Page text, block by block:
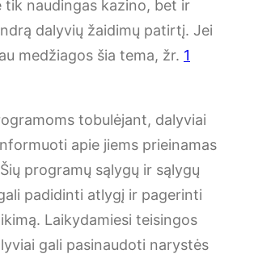
tik naudingas kazino, bet ir
dalyvių žaidimų patirtį. Jei
medžiagos šia tema, žr. 1
tobulėjant, dalyviai
apie jiems prieinamas
programų sąlygų ir sąlygų
padidinti atlygį ir pagerinti
Laikydamiesi teisingos
gali pasinaudoti narystės